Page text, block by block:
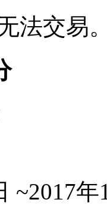
法交易
~2017年